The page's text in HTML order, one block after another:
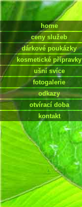
home
ceny služeb
dárkové poukázky
kosmetické přípravky
ušní svíce
fotogalerie
odkazy
otvírací doba
kontakt